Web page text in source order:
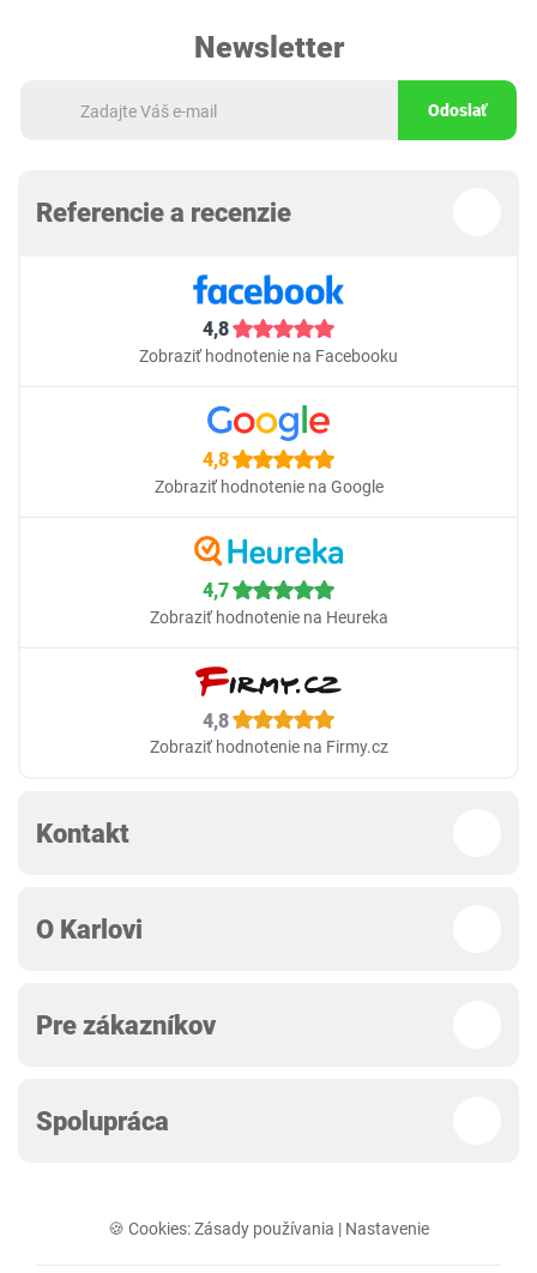
Newsletter
Odoslať
Referencie a recenzie
4,8
Zobraziť hodnotenie na Facebooku
4,8
Zobraziť hodnotenie na Google
4,7
Zobraziť hodnotenie na Heureka
4,8
Zobraziť hodnotenie na Firmy.cz
Kontakt
O Karlovi
Pre zákazníkov
Spolupráca
🍪 Cookies:Zásady používania | Nastavenie